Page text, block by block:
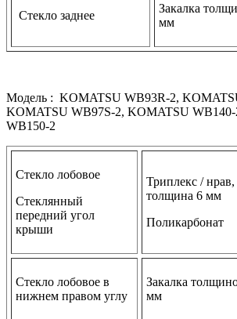
Стекло заднее
Закалка
мм
Модель : KOMATSU WB93R-2,
KOMATSU WB97S-2, KOMATSU
WB150-2
Стекло лобовое
Стеклянный
передний угол
крыши
Триплекс / нрав,
толщина 6 мм
Поликарбонат
Стекло лобовое в
нижнем правом углу
Закалка
мм